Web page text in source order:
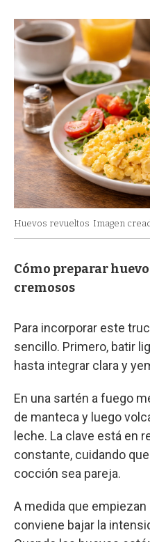
Huevos revueltos Imagen
Cómo preparar
cremosos
Para incorporar este
sencillo. Primero, batir
hasta integrar clara y
En una sartén a fuego
de manteca y luego
leche. La clave está en
constante, cuidando
cocción sea pareja.
A medida que
conviene bajar la